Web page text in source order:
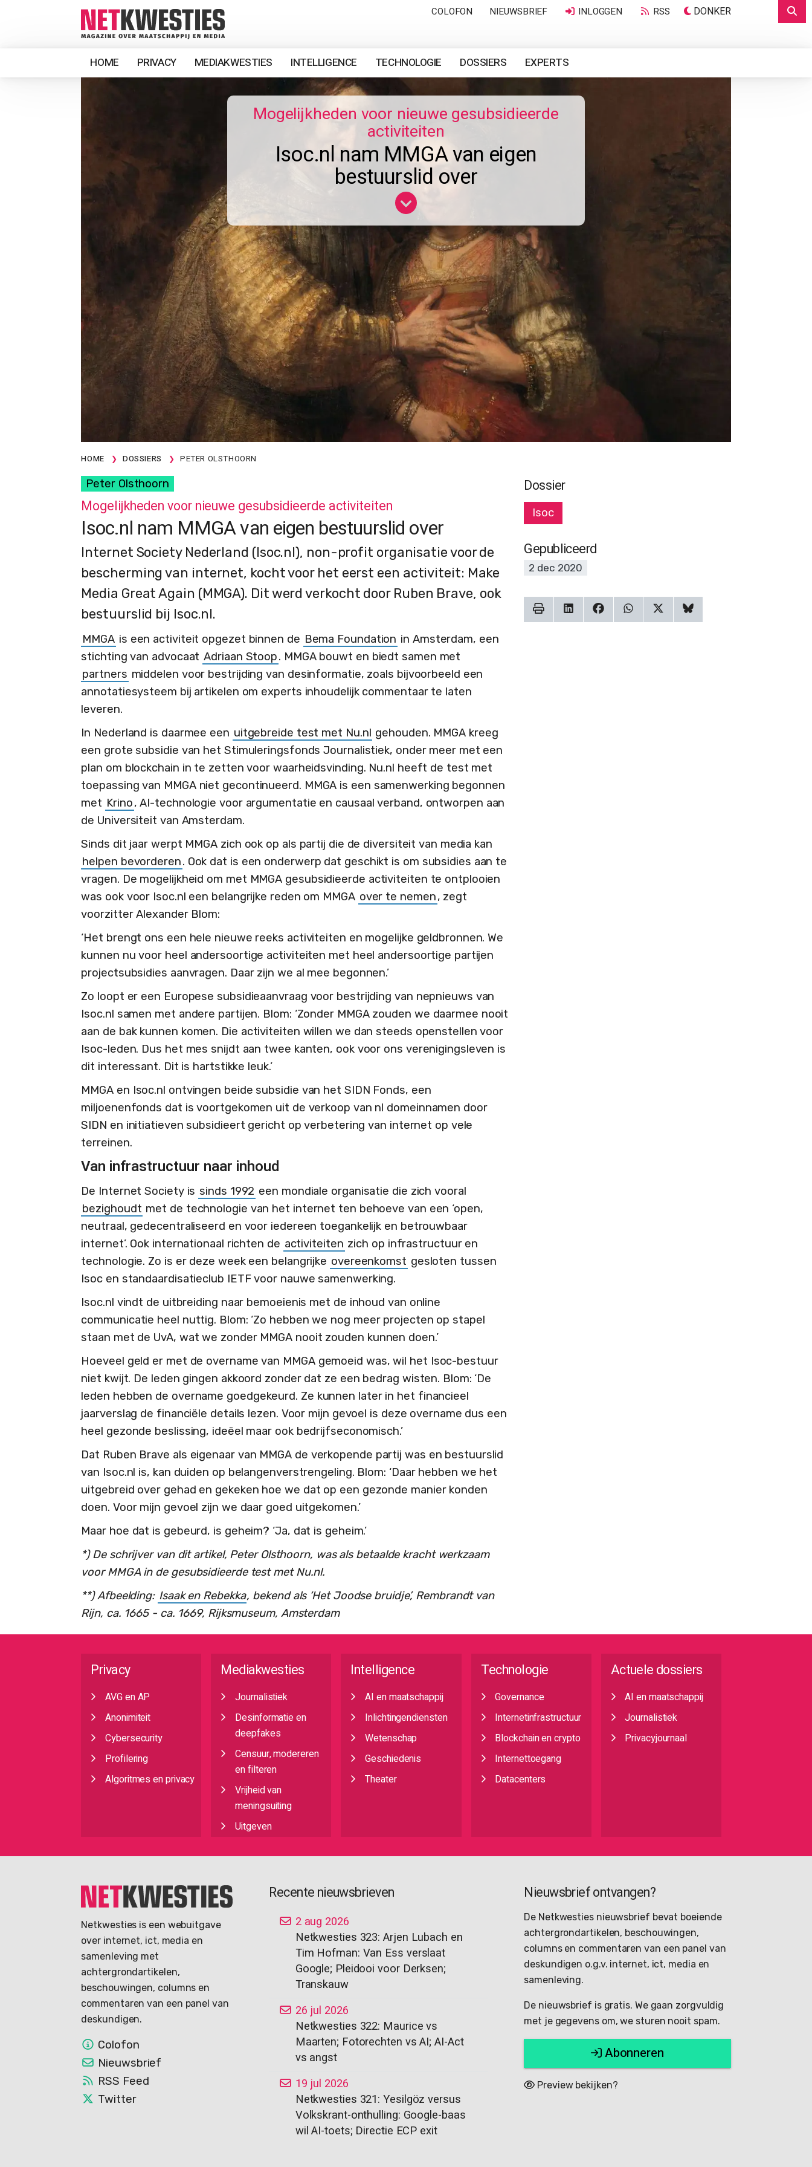
COLOFON NIEUWSBRIEF INLOGGEN RSS DONKER
HOME PRIVACY MEDIAKWESTIES INTELLIGENCE TECHNOLOGIE DOSSIERS EXPERTS
Mogelijkheden voor nieuwe gesubsidieerde
activiteiten
Isoc.nl nam MMGA van eigen
bestuurslid over
HOME DOSSIERS PETER OLSTHOORN
Peter Olsthoorn
Mogelijkheden voor nieuwe gesubsidieerde activiteiten
Isoc.nl nam MMGA van eigen bestuurslid over
Internet Society Nederland (Isoc.nl), non-profit organisatie voor de
bescherming van internet, kocht voor het eerst een activiteit: Make
Media Great Again (MMGA). Dit werd verkocht door Ruben Brave, ook
bestuurslid bij Isoc.nl.
MMGA is een activiteit opgezet binnen de Bema Foundation in Amsterdam, een
stichting van advocaat Adriaan Stoop. MMGA bouwt en biedt samen met
partners middelen voor bestrijding van desinformatie, zoals bijvoorbeeld een
annotatiesysteem bij artikelen om experts inhoudelijk commentaar te laten
leveren.
In Nederland is daarmee een uitgebreide test met Nu.nl gehouden. MMGA kreeg
een grote subsidie van het Stimuleringsfonds Journalistiek, onder meer met een
plan om blockchain in te zetten voor waarheidsvinding. Nu.nl heeft de test met
toepassing van MMGA niet gecontinueerd. MMGA is een samenwerking begonnen
met Krino, AI-technologie voor argumentatie en causaal verband, ontworpen aan
de Universiteit van Amsterdam.
Sinds dit jaar werpt MMGA zich ook op als partij die de diversiteit van media kan
helpen bevorderen. Ook dat is een onderwerp dat geschikt is om subsidies aan te
vragen. De mogelijkheid om met MMGA gesubsidieerde activiteiten te ontplooien
was ook voor Isoc.nl een belangrijke reden om MMGA over te nemen, zegt
voorzitter Alexander Blom:
‘Het brengt ons een hele nieuwe reeks activiteiten en mogelijke geldbronnen. We
kunnen nu voor heel andersoortige activiteiten met heel andersoortige partijen
projectsubsidies aanvragen. Daar zijn we al mee begonnen.’
Zo loopt er een Europese subsidieaanvraag voor bestrijding van nepnieuws van
Isoc.nl samen met andere partijen. Blom: ‘Zonder MMGA zouden we daarmee nooit
aan de bak kunnen komen. Die activiteiten willen we dan steeds openstellen voor
Isoc-leden. Dus het mes snijdt aan twee kanten, ook voor ons verenigingsleven is
dit interessant. Dit is hartstikke leuk.’
MMGA en Isoc.nl ontvingen beide subsidie van het SIDN Fonds, een
miljoenenfonds dat is voortgekomen uit de verkoop van nl domeinnamen door
SIDN en initiatieven subsidieert gericht op verbetering van internet op vele
terreinen.
Van infrastructuur naar inhoud
De Internet Society is sinds 1992 een mondiale organisatie die zich vooral
bezighoudt met de technologie van het internet ten behoeve van een ‘open,
neutraal, gedecentraliseerd en voor iedereen toegankelijk en betrouwbaar
internet’. Ook internationaal richten de activiteiten zich op infrastructuur en
technologie. Zo is er deze week een belangrijke overeenkomst gesloten tussen
Isoc en standaardisatieclub IETF voor nauwe samenwerking.
Isoc.nl vindt de uitbreiding naar bemoeienis met de inhoud van online
communicatie heel nuttig. Blom: ‘Zo hebben we nog meer projecten op stapel
staan met de UvA, wat we zonder MMGA nooit zouden kunnen doen.’
Hoeveel geld er met de overname van MMGA gemoeid was, wil het Isoc-bestuur
niet kwijt. De leden gingen akkoord zonder dat ze een bedrag wisten. Blom: ‘De
leden hebben de overname goedgekeurd. Ze kunnen later in het financieel
jaarverslag de financiële details lezen. Voor mijn gevoel is deze overname dus een
heel gezonde beslissing, ideëel maar ook bedrijfseconomisch.’
Dat Ruben Brave als eigenaar van MMGA de verkopende partij was en bestuurslid
van Isoc.nl is, kan duiden op belangenverstrengeling. Blom: ‘Daar hebben we het
uitgebreid over gehad en gekeken hoe we dat op een gezonde manier konden
doen. Voor mijn gevoel zijn we daar goed uitgekomen.’
Maar hoe dat is gebeurd, is geheim? ‘Ja, dat is geheim.’
*) De schrijver van dit artikel, Peter Olsthoorn, was als betaalde kracht werkzaam
voor MMGA in de gesubsidieerde test met Nu.nl.
**) Afbeelding: Isaak en Rebekka, bekend als ‘Het Joodse bruidje’, Rembrandt van
Rijn, ca. 1665 - ca. 1669, Rijksmuseum, Amsterdam
Dossier
Isoc
Gepubliceerd
2 dec 2020
Privacy
AVG en AP
Anonimiteit
Cybersecurity
Profilering
Algoritmes en privacy
Mediakwesties
Journalistiek
Desinformatie en
deepfakes
Censuur, modereren
en filteren
Vrijheid van
meningsuiting
Uitgeven
Intelligence
AI en maatschappij
Inlichtingendiensten
Wetenschap
Geschiedenis
Theater
Technologie
Governance
Internetinfrastructuur
Blockchain en crypto
Internettoegang
Datacenters
Actuele dossiers
AI en maatschappij
Journalistiek
Privacyjournaal
Netkwesties is een webuitgave
over internet, ict, media en
samenleving met
achtergrondartikelen,
beschouwingen, columns en
commentaren van een panel van
deskundigen.
Colofon
Nieuwsbrief
RSS Feed
Twitter
Recente nieuwsbrieven
2 aug 2026
Netkwesties 323: Arjen Lubach en
Tim Hofman: Van Ess verslaat
Google; Pleidooi voor Derksen;
Transkauw
26 jul 2026
Netkwesties 322: Maurice vs
Maarten; Fotorechten vs AI; AI-Act
vs angst
19 jul 2026
Netkwesties 321: Yesilgöz versus
Volkskrant-onthulling: Google-baas
wil AI-toets; Directie ECP exit
Nieuwsbrief ontvangen?
De Netkwesties nieuwsbrief bevat boeiende
achtergrondartikelen, beschouwingen,
columns en commentaren van een panel van
deskundigen o.g.v. internet, ict, media en
samenleving.
De nieuwsbrief is gratis. We gaan zorgvuldig
met je gegevens om, we sturen nooit spam.
Abonneren
Preview bekijken?